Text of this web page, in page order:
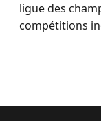
ligue des
compétitions